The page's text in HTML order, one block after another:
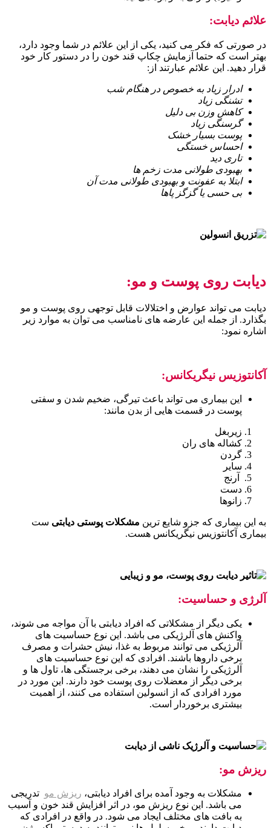
علائم دیابت:
در صورتی که فکر می کنید، یکی از این علائم در شما وجود دارد،
بهتر است که حتما آزمایش چکاپ قند خون را در دستور کار خود
قرار دهید. این علائم عبارتند از:
ادرار زیاد به خصوص در هنگام شب
تشنگی زیاد
کاهش وزن بی دلیل
گرسنگی زیاد
پوست بسیار خشک
احساس خستگی
تاری دید
بهبودی طولانی مدت زخم ها
ابتلا به عفونت و بهبودی طولانی مدت آن
بی حسی یا گزگز پاها
دیابت روی پوست و مو:
دیابت می تواند عوارض و اختلالات قابل توجهی روی پوست و مو
بگذارد. از جمله این عارضه های نامناسب می توان به موارد زیر
اشاره نمود:
آکانتوزیس نیگریکانس:
این بیماری می تواند باعث تیرگی، ضخیم شدن و سفتی
پوست در قسمت هایی از بدن مانند:
زیربغل
کشاله های ران
گردن
سایر
آرنج
دست
زانوها
به این بیماری که جزو شایع ترین مشکلات پوستی دیابتی ست
بیماری آکانتوزیس نیگریکانس هست.
آلرژی و حساسیت:
یکی دیگر از مشکلاتی که افراد دیابتی با آن مواجه می شوند،
واکنش های آلرژیکی می باشد. این نوع حساسیت های
آلرژیکی می توانند مربوط به غذا، نیش حشرات و مصرف
برخی داروها باشند. افرادی که این نوع حساسیت های
آلرژیکی را نشان می دهند، برخی برجستگی ها، تاول ها و
برخی دیگر از معضلات روی پوست خود دارند. این مورد در
مورد افرادی که از انسولین استفاده می کنند، از اهمیت
بیشتری برخوردار است.
ریزش مو:
مشکلات به وجود آمده برای افراد دیابتی، ریزش مو تدریجی
می باشد. این نوع ریزش مو، در اثر افزایش قند خون و آسیب
به بافت های مختلف ایجاد می شود. در واقع در افرادی که